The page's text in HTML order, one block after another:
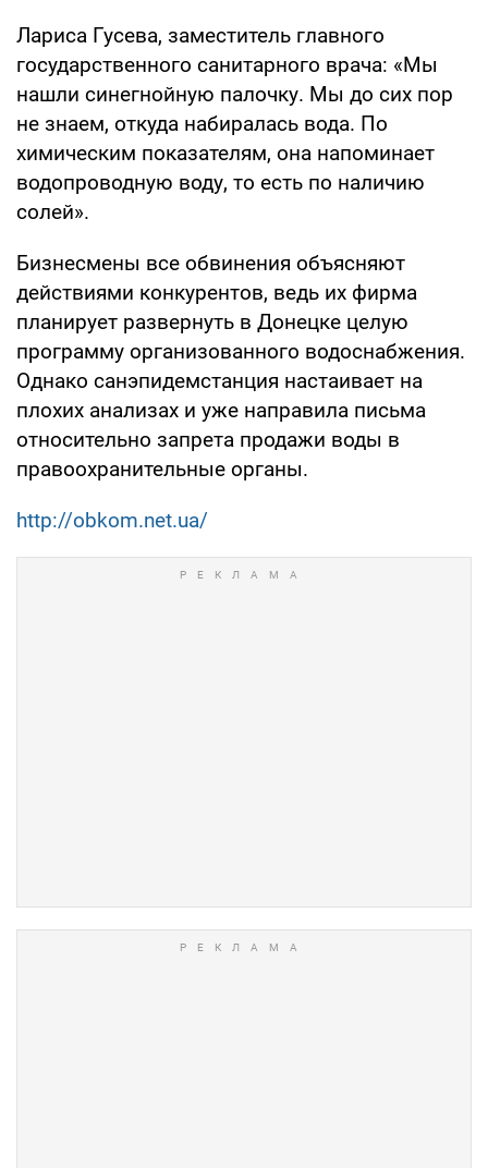
Лариса Гусева, заместитель главного
государственного санитарного врача: «Мы
нашли синегнойную палочку. Мы до сих пор
не знаем, откуда набиралась вода. По
химическим показателям, она напоминает
водопроводную воду, то есть по наличию
солей».
Бизнесмены все обвинения объясняют
действиями конкурентов, ведь их фирма
планирует развернуть в Донецке целую
программу организованного водоснабжения.
Однако санэпидемстанция настаивает на
плохих анализах и уже направила письма
относительно запрета продажи воды в
правоохранительные органы.
http://obkom.net.ua/